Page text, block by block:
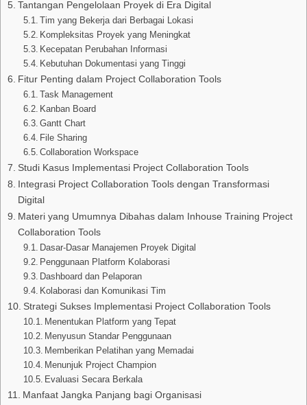
Tantangan Pengelolaan Proyek di Era Digital
Tim yang Bekerja dari Berbagai Lokasi
Kompleksitas Proyek yang Meningkat
Kecepatan Perubahan Informasi
Kebutuhan Dokumentasi yang Tinggi
Fitur Penting dalam Project Collaboration Tools
Task Management
Kanban Board
Gantt Chart
File Sharing
Collaboration Workspace
Studi Kasus Implementasi Project Collaboration Tools
Integrasi Project Collaboration Tools dengan Transformasi
Digital
Materi yang Umumnya Dibahas dalam Inhouse Training Project
Collaboration Tools
Dasar-Dasar Manajemen Proyek Digital
Penggunaan Platform Kolaborasi
Dashboard dan Pelaporan
Kolaborasi dan Komunikasi Tim
Strategi Sukses Implementasi Project Collaboration Tools
Menentukan Platform yang Tepat
Menyusun Standar Penggunaan
Memberikan Pelatihan yang Memadai
Menunjuk Project Champion
Evaluasi Secara Berkala
Manfaat Jangka Panjang bagi Organisasi